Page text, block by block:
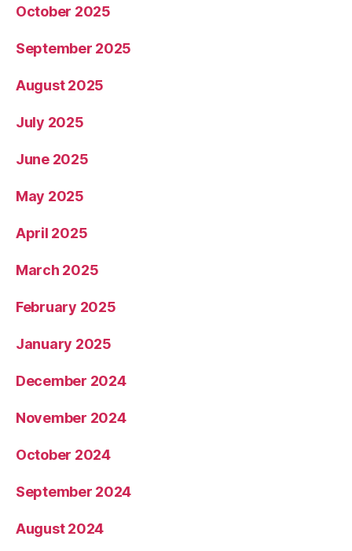
October 2025
September 2025
August 2025
July 2025
June 2025
May 2025
April 2025
March 2025
February 2025
January 2025
December 2024
November 2024
October 2024
September 2024
August 2024